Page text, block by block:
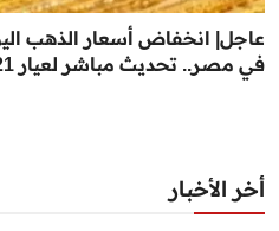
في مصر.. تحديث مباشر لعيار 21
أخر الأخبار